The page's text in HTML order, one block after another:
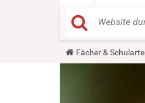
Y
o
Fächer &